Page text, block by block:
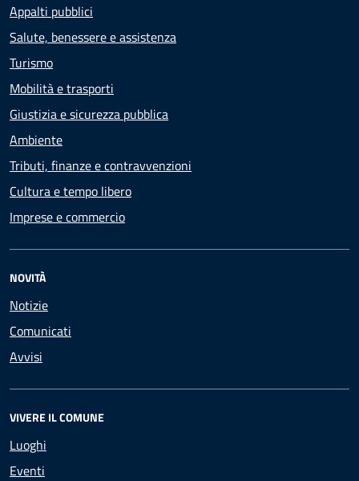
Appalti pubblici
Salute, benessere e assistenza
Turismo
Mobilità e trasporti
Giustizia e sicurezza pubblica
Ambiente
Tributi, finanze e contravvenzioni
Cultura e tempo libero
Imprese e commercio
NOVITÀ
Notizie
Comunicati
Avvisi
VIVERE IL COMUNE
Luoghi
Eventi